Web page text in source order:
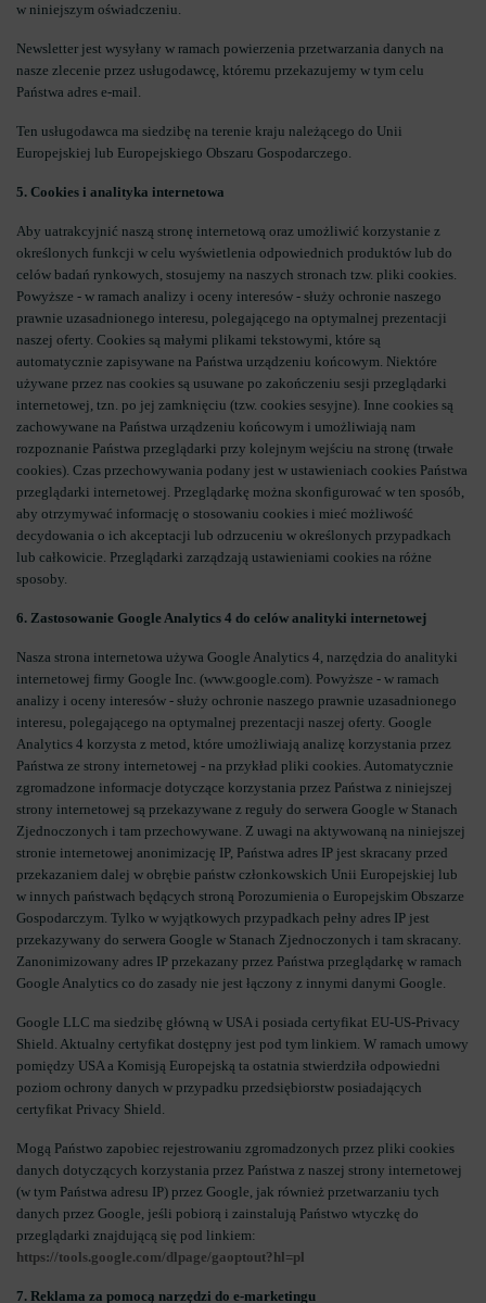
w niniejszym oświadczeniu.
Newsletter jest wysyłany w ramach powierzenia przetwarzania danych na
nasze zlecenie przez usługodawcę, któremu przekazujemy w tym celu
Państwa adres e-mail.
Ten usługodawca ma siedzibę na terenie kraju należącego do Unii
Europejskiej lub Europejskiego Obszaru Gospodarczego.
5. Cookies i analityka internetowa
Aby uatrakcyjnić naszą stronę internetową oraz umożliwić korzystanie z
określonych funkcji w celu wyświetlenia odpowiednich produktów lub do
celów badań rynkowych, stosujemy na naszych stronach tzw. pliki cookies.
Powyższe - w ramach analizy i oceny interesów - służy ochronie naszego
prawnie uzasadnionego interesu, polegającego na optymalnej prezentacji
naszej oferty. Cookies są małymi plikami tekstowymi, które są
automatycznie zapisywane na Państwa urządzeniu końcowym. Niektóre
używane przez nas cookies są usuwane po zakończeniu sesji przeglądarki
internetowej, tzn. po jej zamknięciu (tzw. cookies sesyjne). Inne cookies są
zachowywane na Państwa urządzeniu końcowym i umożliwiają nam
rozpoznanie Państwa przeglądarki przy kolejnym wejściu na stronę (trwałe
cookies). Czas przechowywania podany jest w ustawieniach cookies Państwa
przeglądarki internetowej. Przeglądarkę można skonfigurować w ten sposób,
aby otrzymywać informację o stosowaniu cookies i mieć możliwość
decydowania o ich akceptacji lub odrzuceniu w określonych przypadkach
lub całkowicie. Przeglądarki zarządzają ustawieniami cookies na różne
sposoby.
6. Zastosowanie Google Analytics 4 do celów analityki internetowej
Nasza strona internetowa używa Google Analytics 4, narzędzia do analityki
internetowej firmy Google Inc. (www.google.com). Powyższe - w ramach
analizy i oceny interesów - służy ochronie naszego prawnie uzasadnionego
interesu, polegającego na optymalnej prezentacji naszej oferty. Google
Analytics 4 korzysta z metod, które umożliwiają analizę korzystania przez
Państwa ze strony internetowej - na przykład pliki cookies. Automatycznie
zgromadzone informacje dotyczące korzystania przez Państwa z niniejszej
strony internetowej są przekazywane z reguły do serwera Google w Stanach
Zjednoczonych i tam przechowywane. Z uwagi na aktywowaną na niniejszej
stronie internetowej anonimizację IP, Państwa adres IP jest skracany przed
przekazaniem dalej w obrębie państw członkowskich Unii Europejskiej lub
w innych państwach będących stroną Porozumienia o Europejskim Obszarze
Gospodarczym. Tylko w wyjątkowych przypadkach pełny adres IP jest
przekazywany do serwera Google w Stanach Zjednoczonych i tam skracany.
Zanonimizowany adres IP przekazany przez Państwa przeglądarkę w ramach
Google Analytics co do zasady nie jest łączony z innymi danymi Google.
Google LLC ma siedzibę główną w USA i posiada certyfikat EU-US-Privacy
Shield. Aktualny certyfikat dostępny jest pod tym linkiem. W ramach umowy
pomiędzy USA a Komisją Europejską ta ostatnia stwierdziła odpowiedni
poziom ochrony danych w przypadku przedsiębiorstw posiadających
certyfikat Privacy Shield.
Mogą Państwo zapobiec rejestrowaniu zgromadzonych przez pliki cookies
danych dotyczących korzystania przez Państwa z naszej strony internetowej
(w tym Państwa adresu IP) przez Google, jak również przetwarzaniu tych
danych przez Google, jeśli pobiorą i zainstalują Państwo wtyczkę do
przeglądarki znajdującą się pod linkiem:
https://tools.google.com/dlpage/gaoptout?hl=pl
7. Reklama za pomocą narzędzi do e-marketingu